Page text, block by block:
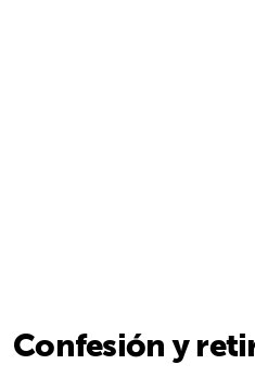
Confesión y